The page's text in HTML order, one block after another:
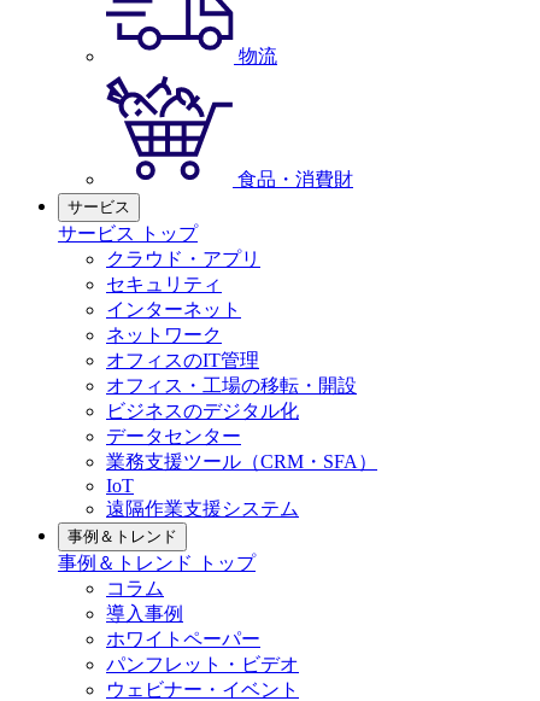
物流
食品・消費財
サービス
サービス トップ
クラウド・アプリ
セキュリティ
インターネット
ネットワーク
オフィスのIT管理
オフィス・工場の移転・開設
ビジネスのデジタル化
データセンター
業務支援ツール（CRM・SFA）
IoT
遠隔作業支援システム
事例＆トレンド
事例＆トレンド トップ
コラム
導入事例
ホワイトペーパー
パンフレット・ビデオ
ウェビナー・イベント